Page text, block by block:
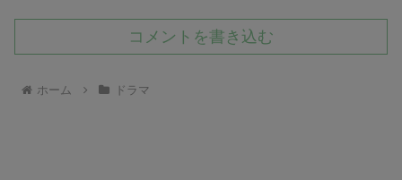
コメントを書き込む
ホーム ドラマ